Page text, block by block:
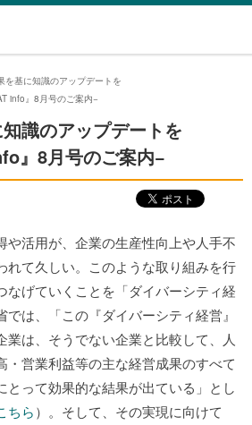
を基に知識のアップデートを
info』8月号のご案内−
識のアップデートを
』8月号のご案内−
活用が、企業の生産性向上や人手不
れて久しい。このような取り組みを行
なげていくことを「ダイバーシティ経
では、「この『ダイバーシティ経営』
業は、そうでない企業と比較して、人
・営業利益等の主な経営成果のすべて
とって効果的な結果が出ている」とし
ちら）。そして、その実現に向けて